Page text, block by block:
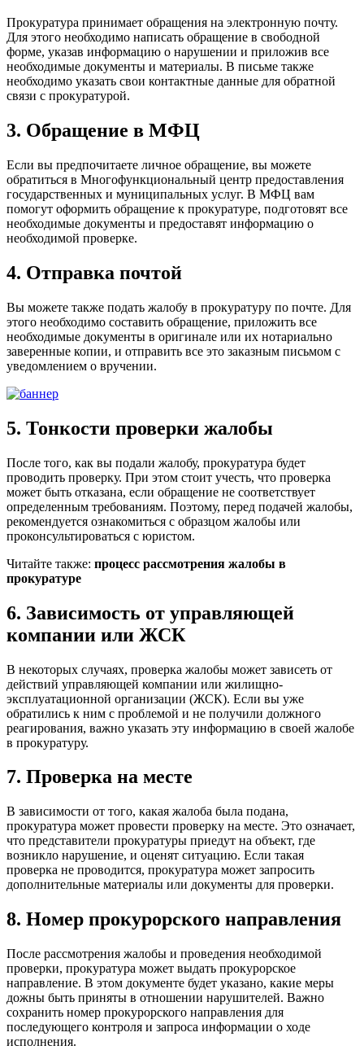
Прокуратура принимает обращения на электронную почту.
Для этого необходимо написать обращение в свободной
форме, указав информацию о нарушении и приложив все
необходимые документы и материалы. В письме также
необходимо указать свои контактные данные для обратной
связи с прокуратурой.
3. Обращение в МФЦ
Если вы предпочитаете личное обращение, вы можете
обратиться в Многофункциональный центр предоставления
государственных и муниципальных услуг. В МФЦ вам
помогут оформить обращение к прокуратуре, подготовят все
необходимые документы и предоставят информацию о
необходимой проверке.
4. Отправка почтой
Вы можете также подать жалобу в прокуратуру по почте. Для
этого необходимо составить обращение, приложить все
необходимые документы в оригинале или их нотариально
заверенные копии, и отправить все это заказным письмом с
уведомлением о вручении.
5. Тонкости проверки жалобы
После того, как вы подали жалобу, прокуратура будет
проводить проверку. При этом стоит учесть, что проверка
может быть отказана, если обращение не соответствует
определенным требованиям. Поэтому, перед подачей жалобы,
рекомендуется ознакомиться с образцом жалобы или
проконсультироваться с юристом.
Читайте также: процесс рассмотрения жалобы в
прокуратуре
6. Зависимость от управляющей
компании или ЖСК
В некоторых случаях, проверка жалобы может зависеть от
действий управляющей компании или жилищно-
эксплуатационной организации (ЖСК). Если вы уже
обратились к ним с проблемой и не получили должного
реагирования, важно указать эту информацию в своей жалобе
в прокуратуру.
7. Проверка на месте
В зависимости от того, какая жалоба была подана,
прокуратура может провести проверку на месте. Это означает,
что представители прокуратуры приедут на объект, где
возникло нарушение, и оценят ситуацию. Если такая
проверка не проводится, прокуратура может запросить
дополнительные материалы или документы для проверки.
8. Номер прокурорского направления
После рассмотрения жалобы и проведения необходимой
проверки, прокуратура может выдать прокурорское
направление. В этом документе будет указано, какие меры
дожны быть приняты в отношении нарушителей. Важно
сохранить номер прокурорского направления для
последующего контроля и запроса информации о ходе
исполнения.